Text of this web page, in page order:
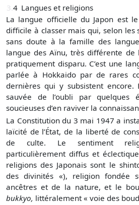
3.4 Langues et religions
La langue officielle du Japon est
difficile à classer mais qui, selon les
sans doute à la famille des
langue des Aïnu, très différente de
pratiquement disparu. C’est une
parlée à Hokkaido par de rares
dernières qui y subsistent encore.
sauvée de l’oubli par quelques
soucieuses d’en raviver la
La Constitution du 3 mai 1947 a
laïcité de l’État, de la liberté de
de culte. Le sentiment
particulièrement diffus et
religions des Japonais sont le
des divinités «), religion fondée
ancêtres et de la nature, et le
bukkyo, littéralement « voie des